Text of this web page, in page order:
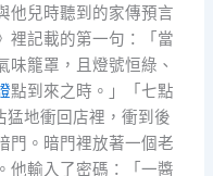
他兒時聽到的家傳預言
裡記載的第一句：「當
味籠罩，且燈號恒綠、
點到來之時。」「七點
地衝回店裡，衝到後
門。暗門裡放著一個老
他輸入了密碼：「一醬